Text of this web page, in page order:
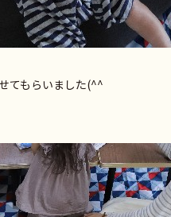
てもらいました(^^